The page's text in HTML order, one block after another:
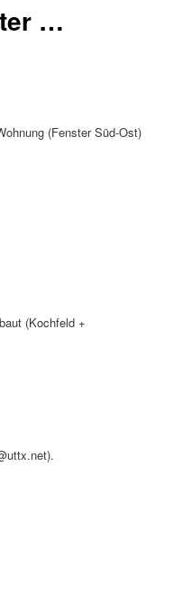
…
(Fenster Süd-Ost)
(Kochfeld +